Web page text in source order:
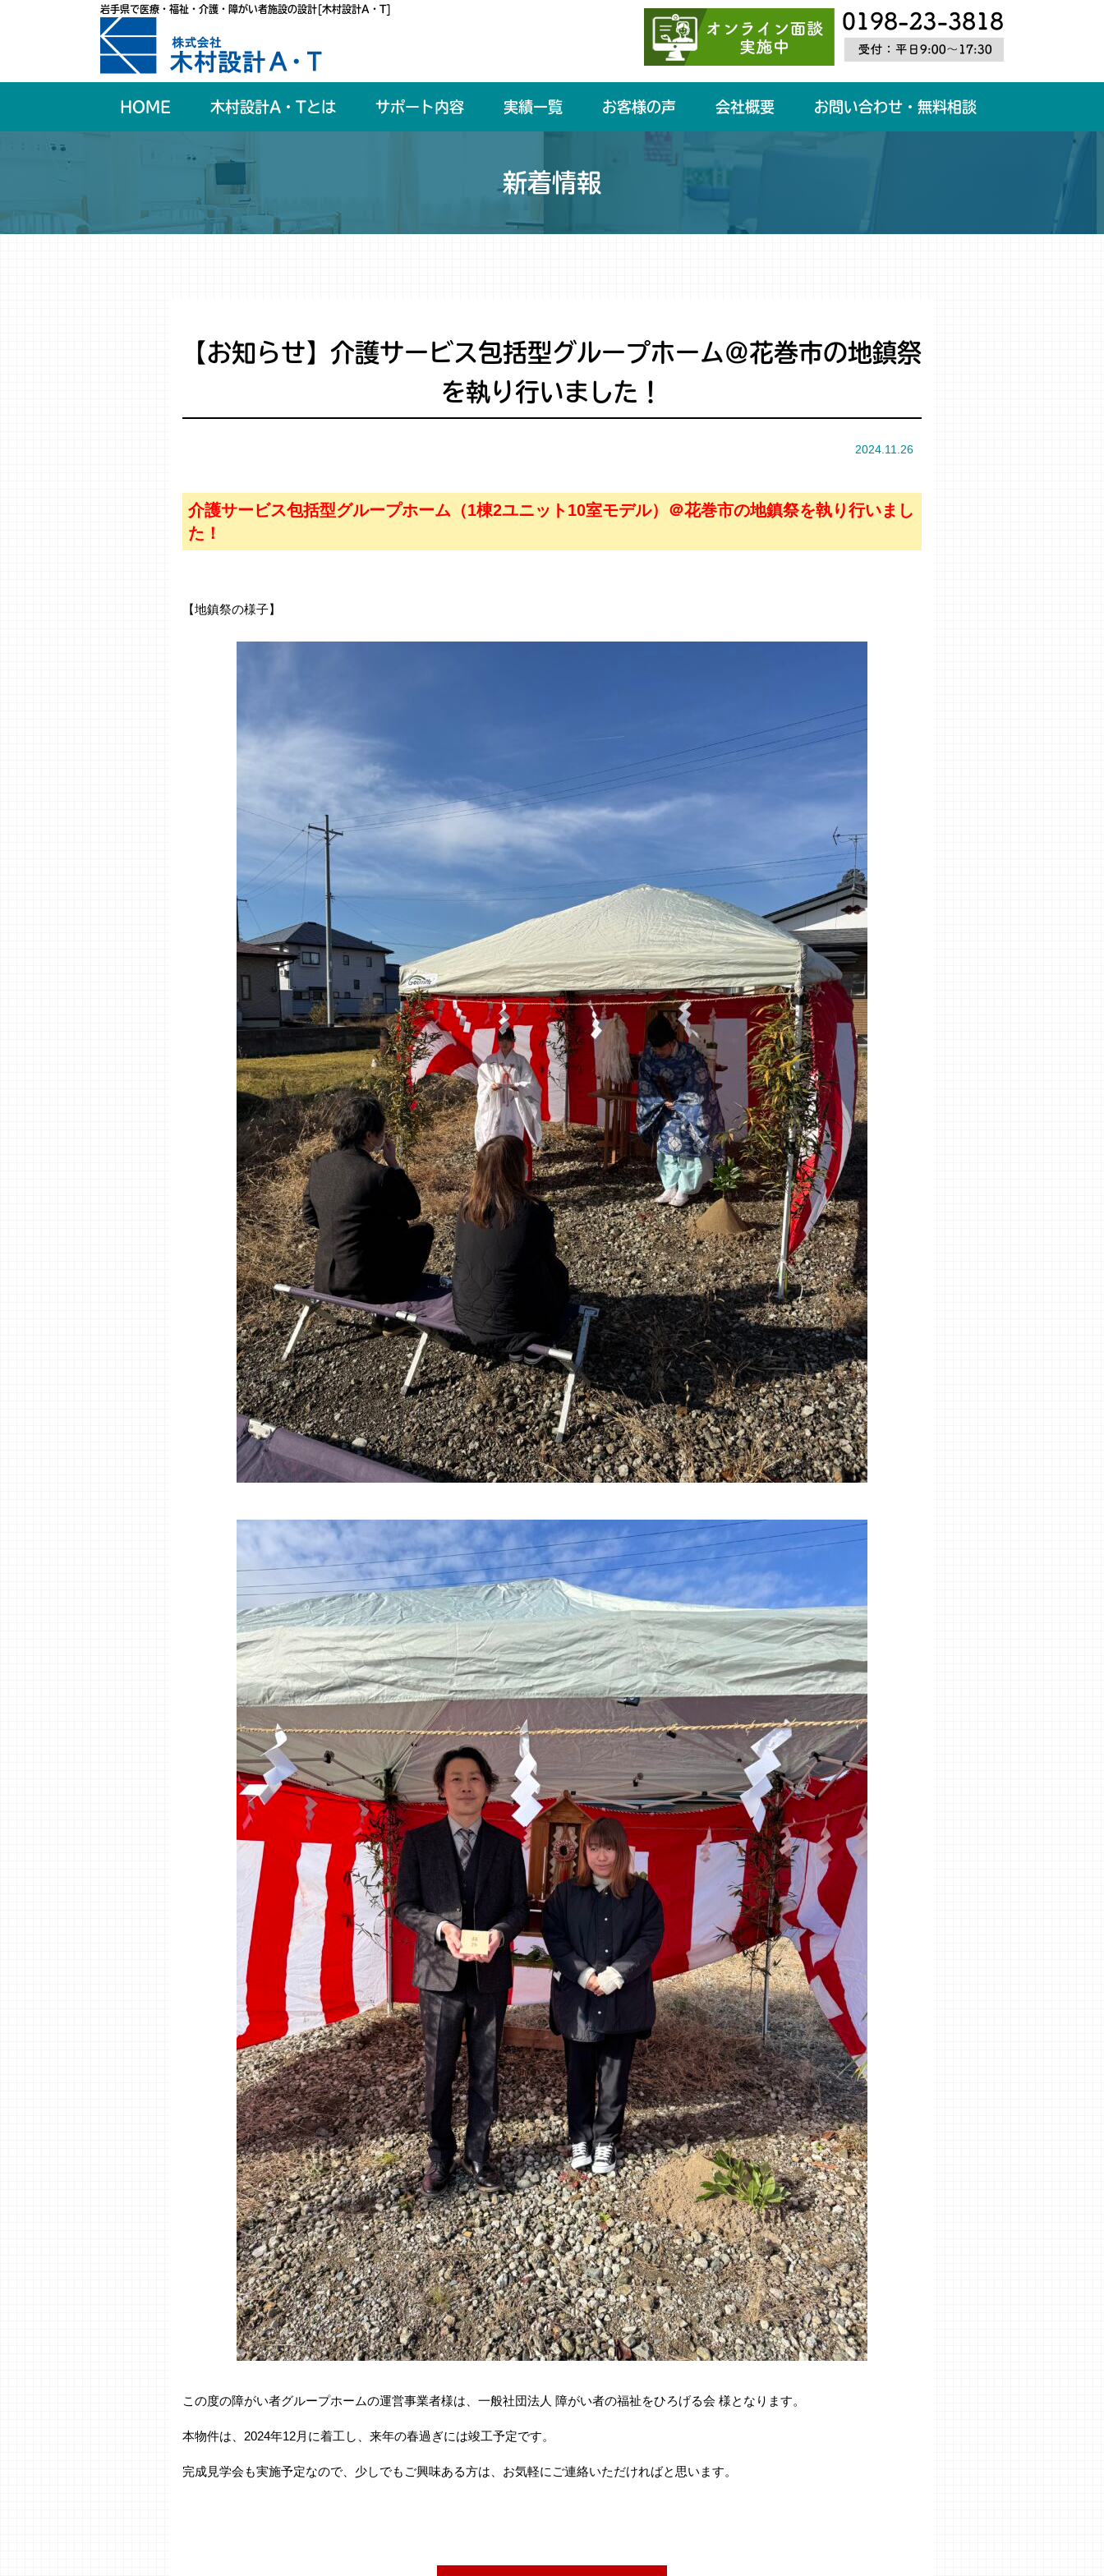
岩手県で医療・福祉・介護・障がい者施設の設計[木村設計A・T]
HOME 木村設計A・Tとは サポート内容 実績一覧 お客様の声 会社概要 お問い合わせ・無料相談
新着情報
【お知らせ】介護サービス包括型グループホーム＠花巻市の地鎮祭
を執り行いました！
2024.11.26
介護サービス包括型グループホーム（1棟2ユニット10室モデル）＠花巻市の地鎮祭を執り行いまし
た！
【地鎮祭の様子】
この度の障がい者グループホームの運営事業者様は、一般社団法人 障がい者の福祉をひろげる会 様となります。
本物件は、2024年12月に着工し、来年の春過ぎには竣工予定です。
完成見学会も実施予定なので、少しでもご興味ある方は、お気軽にご連絡いただければと思います。